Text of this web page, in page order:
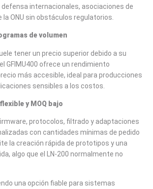
internacionales, asociaciones de
la ONU sin obstáculos regulatorios.
de volumen
tener un precio superior debido a su
GFIMU400 ofrece un rendimiento
más accesible, ideal para producciones
sensibles a los costos.
y MOQ bajo
protocolos, filtrado y adaptaciones
con cantidades mínimas de pedido
la creación rápida de prototipos y una
algo que el LN-200 normalmente no
una opción fiable para sistemas